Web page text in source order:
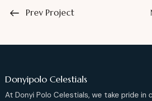
Prev Project
Donyipolo Celestials
At Donyi Polo Celestials, we take pride in